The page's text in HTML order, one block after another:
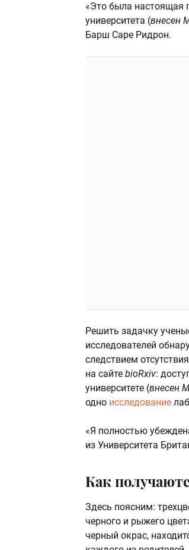
«Это была настоящая
университета (внесен
Барш Саре Ридрон.
Решить задачку
исследователей
следствием
на сайте bioRxiv:
университете (внесен
одно исследование
«Я полностью
из Университета
Как
Здесь поясним:
черного и рыжего
черный окрас,